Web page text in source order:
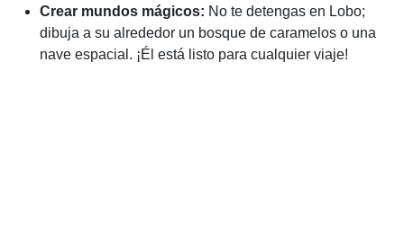
Crear mundos mágicos: No te detengas en Lobo;
dibuja a su alrededor un bosque de caramelos o una
nave espacial. ¡Él está listo para cualquier viaje!